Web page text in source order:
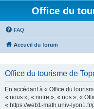
Office du
FAQ
Accueil du forum
Office du tourisme de
En accédant à « Office du
« nous », « notre », « nos », «
« https://web1-math.univ-